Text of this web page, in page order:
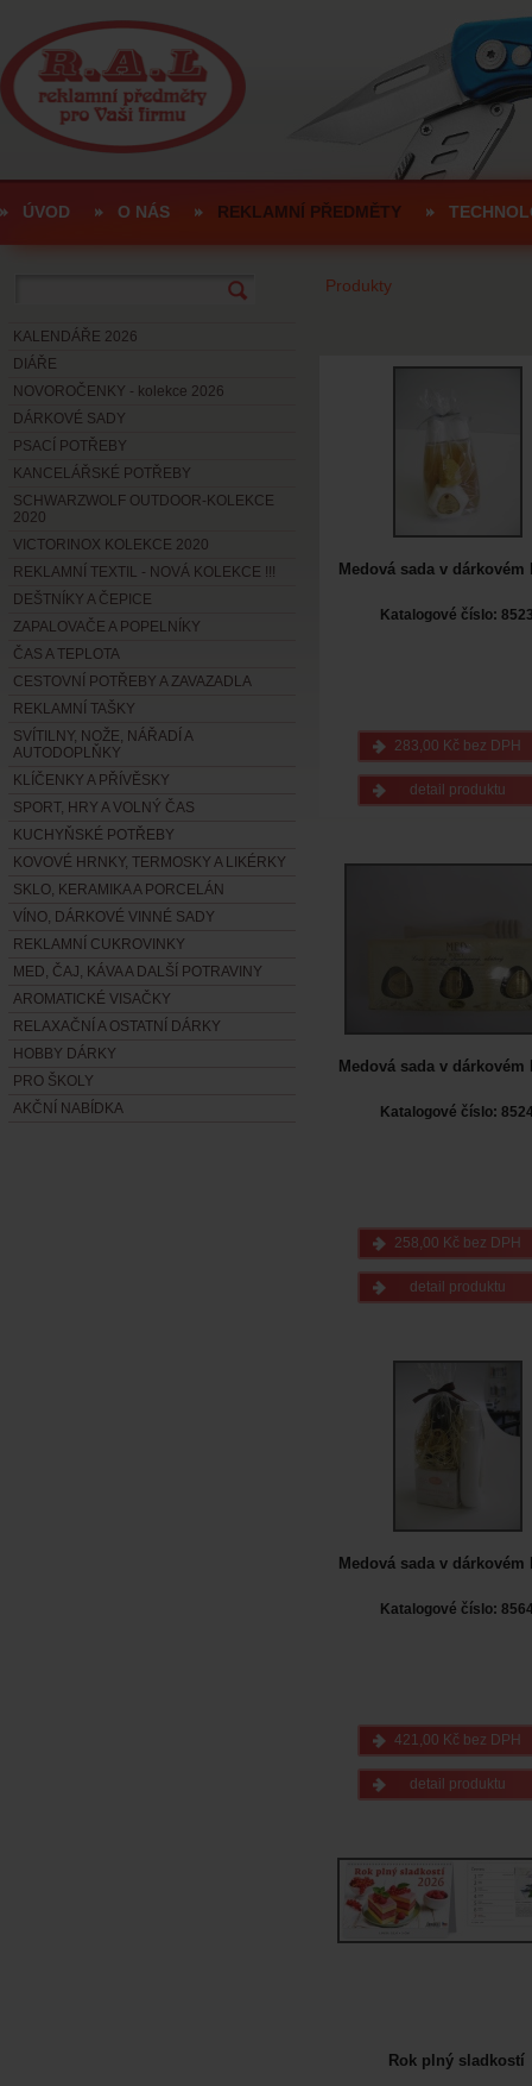
ÚVOD O NÁS REKLAMNÍ PŘEDMĚTY
KALENDÁŘE 2026
DIÁŘE
NOVOROČENKY - kolekce 2026
DÁRKOVÉ SADY
PSACÍ POTŘEBY
KANCELÁŘSKÉ POTŘEBY
SCHWARZWOLF OUTDOOR-KOLEKCE
2020
VICTORINOX KOLEKCE 2020
REKLAMNÍ TEXTIL - NOVÁ KOLEKCE !!!
DEŠTNÍKY A ČEPICE
ZAPALOVAČE A POPELNÍKY
ČAS A TEPLOTA
CESTOVNÍ POTŘEBY A ZAVAZADLA
REKLAMNÍ TAŠKY
SVÍTILNY, NOŽE, NÁŘADÍ A
AUTODOPLŇKY
KLÍČENKY A PŘÍVĚSKY
SPORT, HRY A VOLNÝ ČAS
KUCHYŇSKÉ POTŘEBY
KOVOVÉ HRNKY, TERMOSKY A LIKÉRKY
SKLO, KERAMIKA A PORCELÁN
VÍNO, DÁRKOVÉ VINNÉ SADY
REKLAMNÍ CUKROVINKY
MED, ČAJ, KÁVA A DALŠÍ POTRAVINY
AROMATICKÉ VISAČKY
RELAXAČNÍ A OSTATNÍ DÁRKY
HOBBY DÁRKY
PRO ŠKOLY
AKČNÍ NABÍDKA
Produkty
Medová sada v dárkovém
Katalogové číslo:
283,00 Kč bez DPH
detail produktu
Medová sada v dárkovém
Katalogové číslo:
258,00 Kč bez DPH
detail produktu
Medová sada v dárkovém
Katalogové číslo:
421,00 Kč bez DPH
detail produktu
Rok plný sladkostí